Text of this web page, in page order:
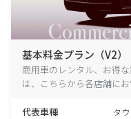
基本料金プラン（V2）
商用車のレンタル、お得
は、こちらから各店舗にお
代表車種 タ